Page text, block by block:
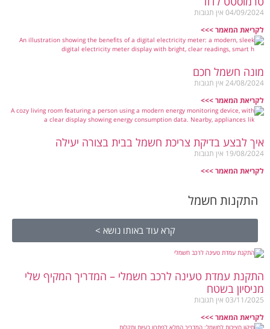
04/09/2024 אין תגובות
לקריאת המאמר >>>
מונה חשמל חכם
24/08/2024 אין תגובות
לקריאת המאמר >>>
איך לבצע בדיקת צריכת חשמל בבית בצורה יעילה
19/08/2024 אין תגובות
לקריאת המאמר >>>
התקנות חשמל
קרא עוד באותו נושא >
התקנת עמדת טעינה לרכב חשמלי – המדריך המקיף שלי
מניסיון בשטח
03/11/2025 אין תגובות
לקריאת המאמר >>>